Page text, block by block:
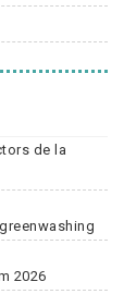
de la
2026